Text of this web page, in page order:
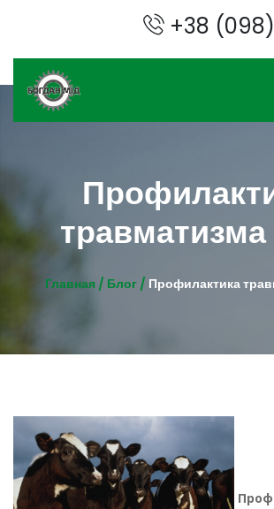
+38
Главная / Блог / Профилактика